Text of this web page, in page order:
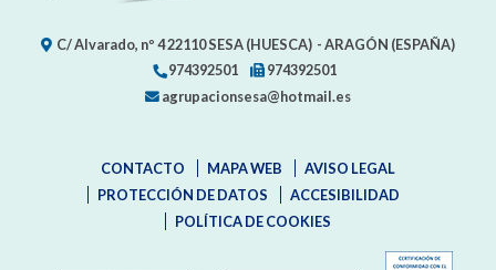
C/ Alvarado, nº 422110SESA (HUESCA) - ARAGÓN (ESPAÑA)
974392501
974392501
agrupacionsesa@hotmail.es
CONTACTO MAPA WEB
AVISO LEGAL
PROTECCIÓN DE DATOS
ACCESIBILIDAD
POLÍTICA DE COOKIES